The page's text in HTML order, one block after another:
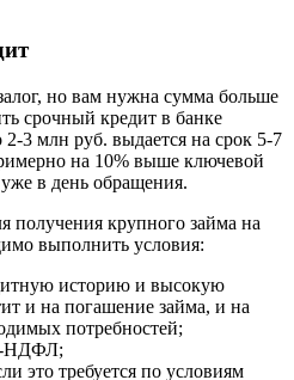
но вам нужна сумма больше
срочный кредит в банке
3 млн руб. выдается на срок 5-7
на 10% выше ключевой
в день обращения.
получения крупного займа на
выполнить условия:
историю и высокую
и на погашение займа, и на
потребностей;
НДФЛ;
это требуется по условиям